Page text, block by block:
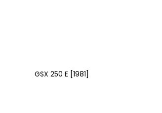
GSX 250 E [1981]